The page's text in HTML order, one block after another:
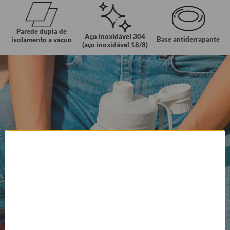
Parede dupla de
isolamento a vácuo
Aço inoxidável 304
(aço inoxidável 18/8)
Base antiderrapante